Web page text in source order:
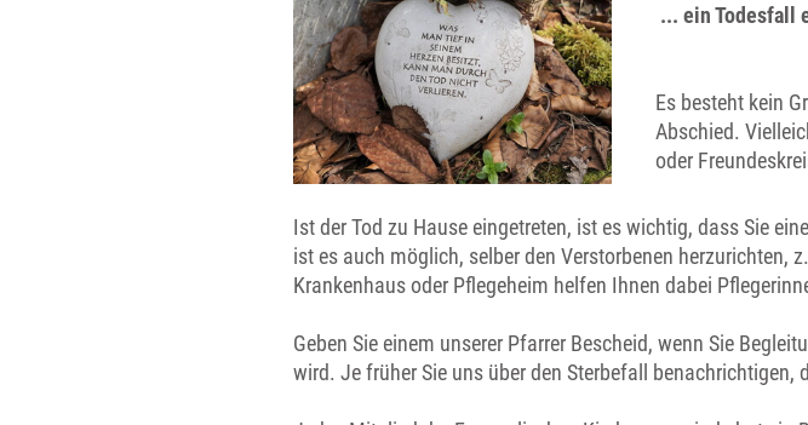
... ein Todesfall
Es besteht kein
Abschied.
oder
Ist der Tod zu Hause eingetreten, ist es wichtig, dass Sie
ist es auch möglich, selber den Verstorbenen
Krankenhaus oder Pflegeheim helfen Ihnen dabei
Geben Sie einem unserer Pfarrer Bescheid, wenn Sie
wird. Je früher Sie uns über den Sterbefall benachrichtigen,